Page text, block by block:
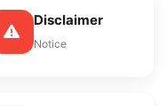
Disclaimer
Notice